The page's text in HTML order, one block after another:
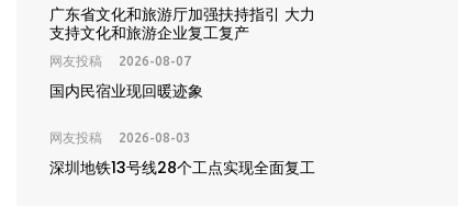
广东省文化和旅游厅加强扶持指引 大力
支持文化和旅游企业复工复产
网友投稿 2026-08-07
国内民宿业现回暖迹象
网友投稿 2026-08-03
深圳地铁13号线28个工点实现全面复工